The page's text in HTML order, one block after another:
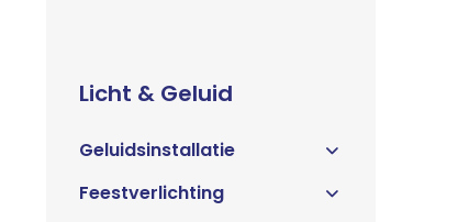
Licht & Geluid
Geluidsinstallatie
Feestverlichting